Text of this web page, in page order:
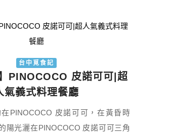
台中覓食記
PINOCOCO 皮諾可可|超
氣義式料理餐廳
PINOCOCO 皮諾可可，在黃昏時
陽光灑在PINOCOCO 皮諾可可三角